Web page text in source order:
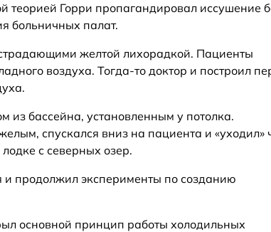
теорией Горри пропагандировал иссушение
больничных палат.
желтой лихорадкой. Пациенты
воздуха. Тогда-то доктор и построил
из бассейна, установленным у потолка.
спускался вниз на пациента и «уходил»
с северных озер.
и продолжил эксперименты по созданию
основной принцип работы холодильных